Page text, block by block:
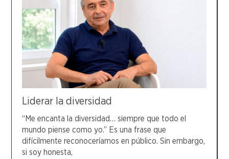
Liderar la diversidad
“Me encanta la diversidad… siempre que todo el
mundo piense como yo.” Es una frase que
difícilmente reconoceríamos en público. Sin embargo,
si soy honesta,